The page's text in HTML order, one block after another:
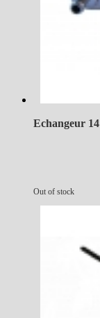
Echangeur
Out of stock